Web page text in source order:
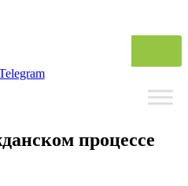
процессе